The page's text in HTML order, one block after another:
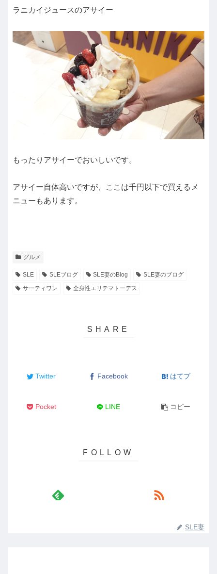
ラニカイジュースのアサイー
もったりアサイーでおいしいです。
アサイー自体高いですが、ここは千円以下で買えるメ
ニューもあります。
グルメ
SLE SLEブログ SLE妻のBlog
SLE妻のブログ
サーティワン
全身性エリテマトーデス
Twitter Facebook はてブ
Pocket LINE コピー
SLE妻